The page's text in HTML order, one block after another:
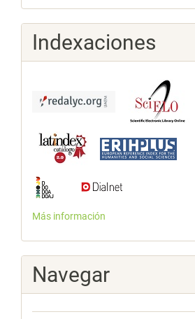
Indexaciones
Más información
Navegar